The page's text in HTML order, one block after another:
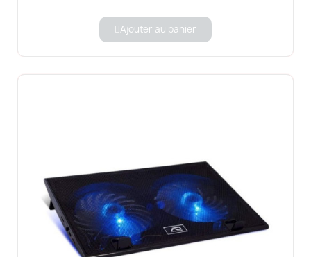
Ajouter au panier